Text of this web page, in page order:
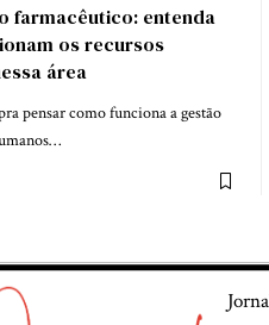
farmacêutico: entenda
os recursos
área
pensar como funciona a gestão